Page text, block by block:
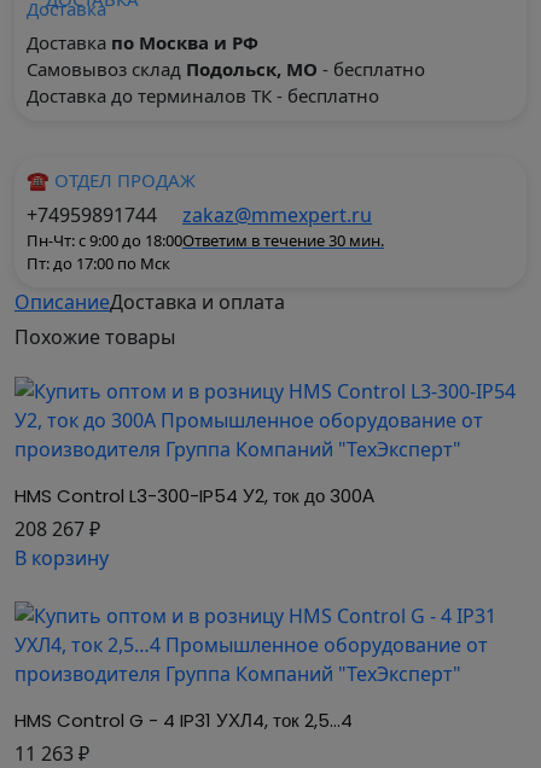
Доставка по Москва и РФ
Самовывоз склад Подольск, МО - бесплатно
Доставка до терминалов ТК - бесплатно
☎ ОТДЕЛ ПРОДАЖ
+74959891744
Пн-Чт: с 9:00 до 18:00
Пт: до 17:00 по Мск
zakaz@mmexpert.ru
Ответим в течение 30 мин.
ОписаниеДоставка и оплата
Похожие товары
HMS Control L3-300-IP54 У2, ток до 300А
208 267 ₽
В корзину
HMS Control G - 4 IP31 УХЛ4, ток 2,5…4
11 263 ₽